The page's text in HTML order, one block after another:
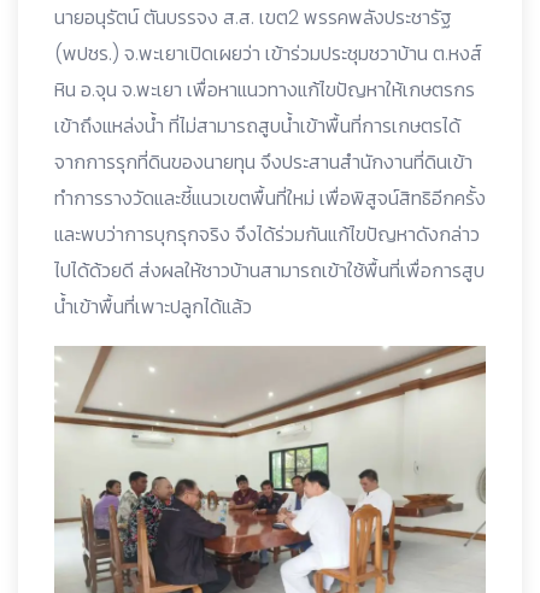
นายอนุรัตน์ ตันบรรจง ส.ส. เขต2 พรรคพลังประชารัฐ
(พปชร.) จ.พะเยาเปิดเผยว่า เข้าร่วมประชุมชวาบ้าน ต.หงส์
หิน อ.จุน จ.พะเยา เพื่อหาแนวทางแก้ไขปัญหาให้เกษตรกร
เข้าถึงแหล่งน้ำ ที่ไม่สามารถสูบน้ำเข้าพื้นที่การเกษตรได้
จากการรุกที่ดินของนายทุน จึงประสานสำนักงานที่ดินเข้า
ทำการรางวัดและชี้แนวเขตพื้นที่ใหม่ เพื่อพิสูจน์สิทธิอีกครั้ง
และพบว่าการบุกรุกจริง จึงได้ร่วมกันแก้ไขปัญหาดังกล่าว
ไปได้ด้วยดี ส่งผลให้ชาวบ้านสามารถเข้าใช้พื้นที่เพื่อการสูบ
น้ำเข้าพื้นที่เพาะปลูกได้แล้ว